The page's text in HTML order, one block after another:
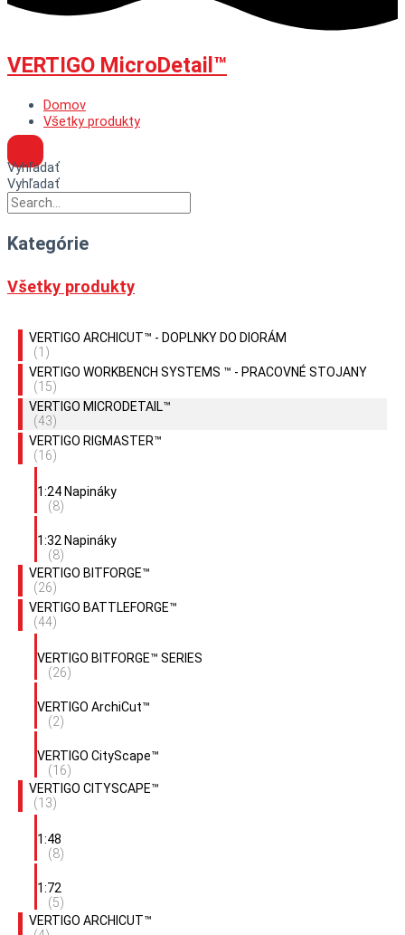
VERTIGO MicroDetail™
Domov
Všetky produkty
Vyhľadať
Vyhľadať
Kategórie
Všetky produkty
VERTIGO ARCHICUT™ - DOPLNKY DO DIORÁM
(1)
VERTIGO WORKBENCH SYSTEMS ™ - PRACOVNÉ STOJANY
(15)
VERTIGO MICRODETAIL™
(43)
VERTIGO RIGMASTER™
(16)
1:24 Napináky
(8)
1:32 Napináky
(8)
VERTIGO BITFORGE™
(26)
VERTIGO BATTLEFORGE™
(44)
VERTIGO BITFORGE™ SERIES
(26)
VERTIGO ArchiCut™
(2)
VERTIGO CityScape™
(16)
VERTIGO CITYSCAPE™
(13)
1:48
(8)
1:72
(5)
VERTIGO ARCHICUT™